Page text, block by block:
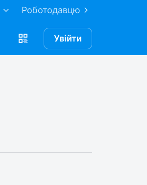
Роботодавцю
Увійти